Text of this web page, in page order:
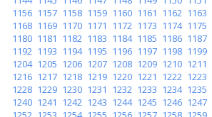
1156 1157 1158 1159 1160 1161 1162 1163
1168 1169 1170 1171 1172 1173 1174 1175
1180 1181 1182 1183 1184 1185 1186 1187
1192 1193 1194 1195 1196 1197 1198 1199
1204 1205 1206 1207 1208 1209 1210 1211
1216 1217 1218 1219 1220 1221 1222 1223
1228 1229 1230 1231 1232 1233 1234 1235
1240 1241 1242 1243 1244 1245 1246 1247